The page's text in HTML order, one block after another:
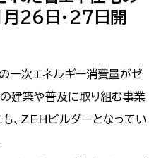
26日・27日開
一次エネルギー消費量がゼ
の建築や普及に取り組む事業
も、ZEHビルダーとなってい